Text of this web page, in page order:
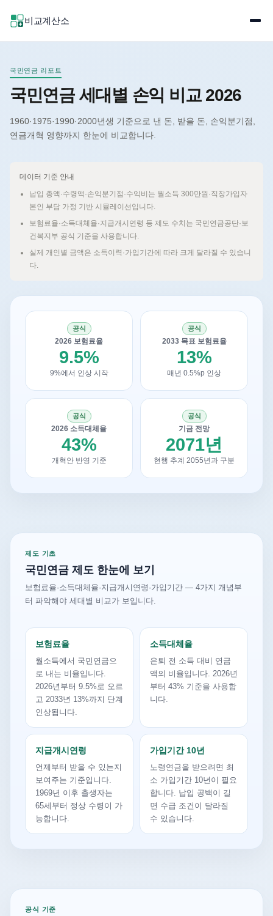
비교계산소
국민연금 리포트
국민연금 세대별 손익 비교 2026
1960·1975·1990·2000년생 기준으로 낸 돈, 받을 돈, 손익분기점,
연금개혁 영향까지 한눈에 비교합니다.
데이터 기준 안내
납입 총액·수령액·손익분기점·수익비는 월소득 300만원·직장가입자
본인 부담 가정 기반 시뮬레이션입니다.
보험료율·소득대체율·지급개시연령 등 제도 수치는 국민연금공단·보
건복지부 공식 기준을 사용합니다.
실제 개인별 금액은 소득이력·가입기간에 따라 크게 달라질 수 있습니
다.
공식
2026 보험료율
9.5%
9%에서 인상 시작
공식
2033 목표 보험료율
13%
매년 0.5%p 인상
공식
2026 소득대체율
43%
개혁안 반영 기준
공식
기금 전망
2071년
현행 추계 2055년과 구분
제도 기초
국민연금 제도 한눈에 보기
보험료율·소득대체율·지급개시연령·가입기간 — 4가지 개념부
터 파악해야 세대별 비교가 보입니다.
보험료율
월소득에서 국민연금으
로 내는 비율입니다.
2026년부터 9.5%로 오르
고 2033년 13%까지 단계
인상됩니다.
소득대체율
은퇴 전 소득 대비 연금
액의 비율입니다. 2026년
부터 43% 기준을 사용합
니다.
지급개시연령
언제부터 받을 수 있는지
보여주는 기준입니다.
1969년 이후 출생자는
65세부터 정상 수령이 가
능합니다.
가입기간 10년
노령연금을 받으려면 최
소 가입기간 10년이 필요
합니다. 납입 공백이 길
면 수급 조건이 달라질
수 있습니다.
공식 기준